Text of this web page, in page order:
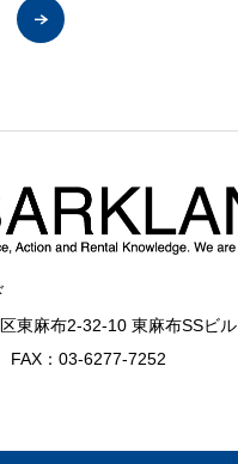
東麻布2-32-10 東麻布SSビル
：03-6277-7252